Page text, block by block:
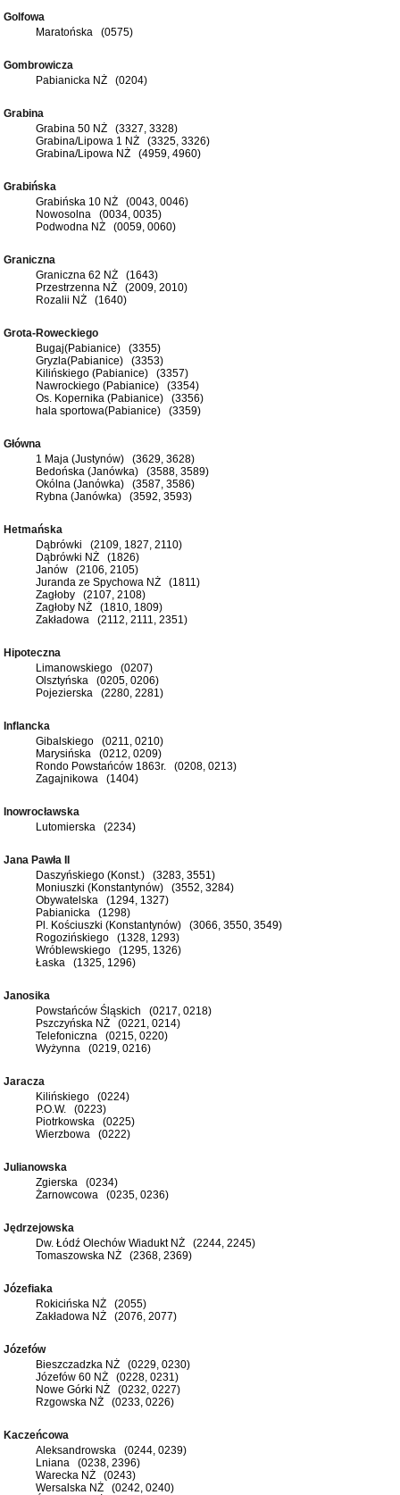
Golfowa
Maratońska (0575)
Gombrowicza
Pabianicka NŻ (0204)
Grabina
Grabina 50 NŻ (3327, 3328)
Grabina/Lipowa 1 NŻ (3325, 3326)
Grabina/Lipowa NŻ (4959, 4960)
Grabińska
Grabińska 10 NŻ (0043, 0046)
Nowosolna (0034, 0035)
Podwodna NŻ (0059, 0060)
Graniczna
Graniczna 62 NŻ (1643)
Przestrzenna NŻ (2009, 2010)
Rozalii NŻ (1640)
Grota-Roweckiego
Bugaj(Pabianice) (3355)
Gryzla(Pabianice) (3353)
Kilińskiego (Pabianice) (3357)
Nawrockiego (Pabianice) (3354)
Os. Kopernika (Pabianice) (3356)
hala sportowa(Pabianice) (3359)
Główna
1 Maja (Justynów) (3629, 3628)
Bedońska (Janówka) (3588, 3589)
Okólna (Janówka) (3587, 3586)
Rybna (Janówka) (3592, 3593)
Hetmańska
Dąbrówki (2109, 1827, 2110)
Dąbrówki NŻ (1826)
Janów (2106, 2105)
Juranda ze Spychowa NŻ (1811)
Zagłoby (2107, 2108)
Zagłoby NŻ (1810, 1809)
Zakładowa (2112, 2111, 2351)
Hipoteczna
Limanowskiego (0207)
Olsztyńska (0205, 0206)
Pojezierska (2280, 2281)
Inflancka
Gibalskiego (0211, 0210)
Marysińska (0212, 0209)
Rondo Powstańców 1863r. (0208, 0213)
Zagajnikowa (1404)
Inowrocławska
Lutomierska (2234)
Jana Pawła II
Daszyńskiego (Konst.) (3283, 3551)
Moniuszki (Konstantynów) (3552, 3284)
Obywatelska (1294, 1327)
Pabianicka (1298)
Pl. Kościuszki (Konstantynów) (3066, 3550, 3549)
Rogozińskiego (1328, 1293)
Wróblewskiego (1295, 1326)
Łaska (1325, 1296)
Janosika
Powstańców Śląskich (0217, 0218)
Pszczyńska NŻ (0221, 0214)
Telefoniczna (0215, 0220)
Wyżynna (0219, 0216)
Jaracza
Kilińskiego (0224)
P.O.W. (0223)
Piotrkowska (0225)
Wierzbowa (0222)
Julianowska
Zgierska (0234)
Żarnowcowa (0235, 0236)
Jędrzejowska
Dw. Łódź Olechów Wiadukt NŻ (2244, 2245)
Tomaszowska NŻ (2368, 2369)
Józefiaka
Rokicińska NŻ (2055)
Zakładowa NŻ (2076, 2077)
Józefów
Bieszczadzka NŻ (0229, 0230)
Józefów 60 NŻ (0228, 0231)
Nowe Górki NŻ (0232, 0227)
Rzgowska NŻ (0233, 0226)
Kaczeńcowa
Aleksandrowska (0244, 0239)
Lniana (0238, 2396)
Warecka NŻ (0243)
Wersalska NŻ (0242, 0240)